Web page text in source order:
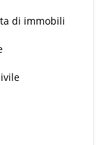
di immobili